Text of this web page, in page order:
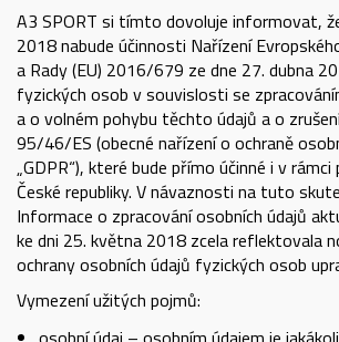
A3 SPORT si tímto dovoluje informovat,
2018 nabude účinnosti Nařízení
a Rady (EU) 2016/679 ze dne 27. dubna
fyzických osob v souvislosti se
a o volném pohybu těchto údajů a o
95/46/ES (obecné nařízení o ochraně
„GDPR“), které bude přímo účinné i v
České republiky. V návaznosti na tuto
Informace o zpracování osobních údajů
ke dni 25. května 2018 zcela reflektovala
ochrany osobních údajů fyzických osob
Vymezení užitých pojmů: